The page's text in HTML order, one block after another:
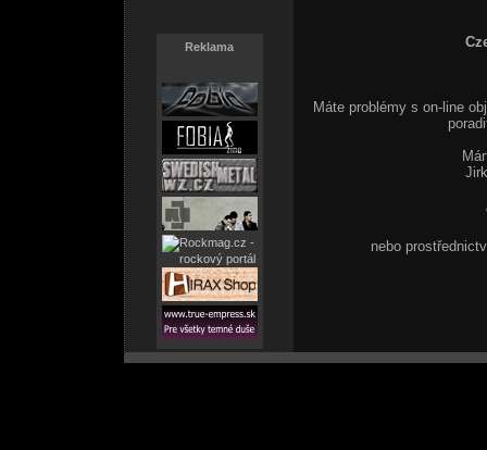
Reklama
Máte problémy s on-line
nebo